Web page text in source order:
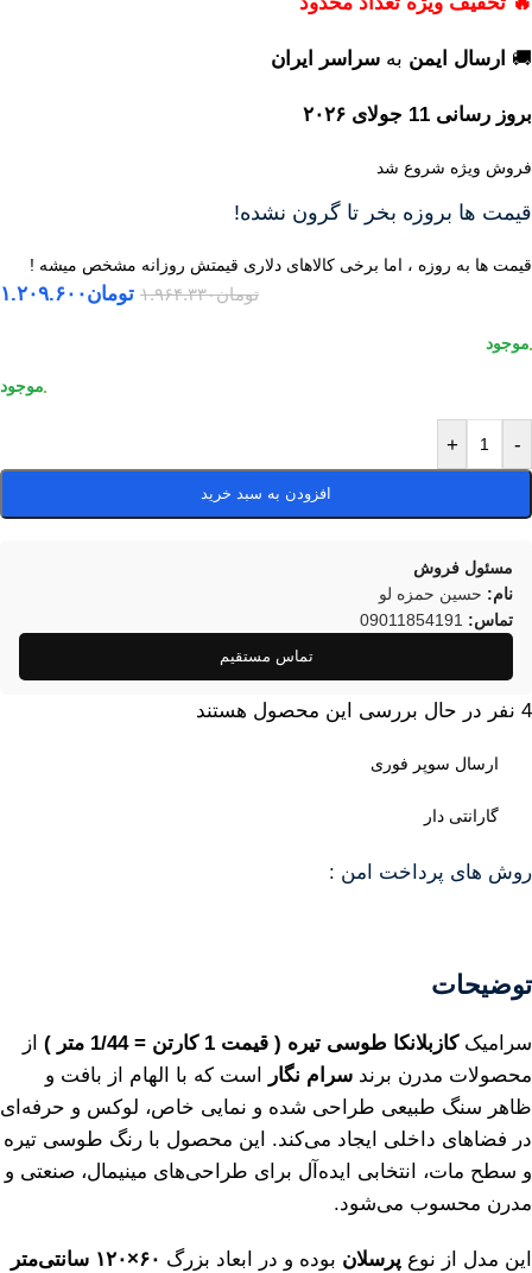
🚚 ارسال ایمن به سراسر ایران
بروز رسانی 11 جولای ۲۰۲۶
فروش ویژه شروع شد
قیمت ها بروزه بخر تا گرون نشده!
قیمت ها به روزه ، اما برخی کالاهای دلاری قیمتش روزانه مشخص میشه !
تومان۱.۹۶۴.۳۳۰ تومان۱.۲۰۹.۶۰۰
-
+
افزودن به سبد خرید
مسئول فروش
نام: حسین حمزه لو
تماس: 09011854191
تماس مستقیم
4 نفر در حال بررسی این محصول هستند
ارسال سوپر فوری
گارانتی دار
روش های پرداخت امن :
توضیحات
سرامیککازبلانکا طوسی تیره ( قیمت 1 کارتن = 1/44 متر )
از
محصولات مدرن برند سرام نگار
است که با الهام از بافت و
ظاهر سنگ طبیعی طراحی شده و نمایی خاص، لوکس و حرفه‌ای
در فضاهای داخلی ایجاد می‌کند. این محصول با رنگ طوسی تیره
و سطح مات، انتخابی ایده‌آل برای طراحی‌های مینیمال، صنعتی و
مدرن محسوب می‌شود.
این مدل از نوع پرسلان بوده و در ابعاد بزرگ ۶۰×۱۲۰ سانتی‌متر